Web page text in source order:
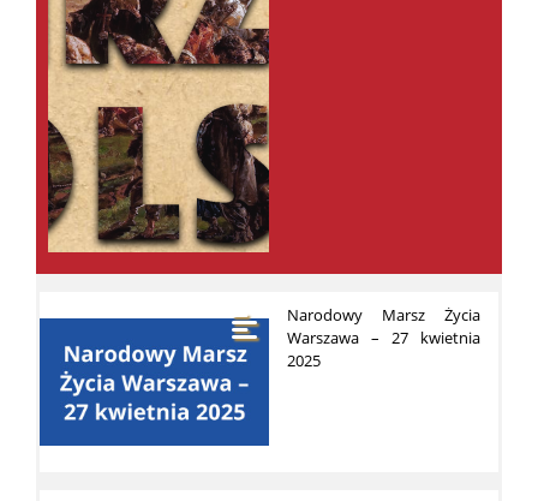
Narodowy Marsz Życia
Warszawa – 27 kwietnia
2025